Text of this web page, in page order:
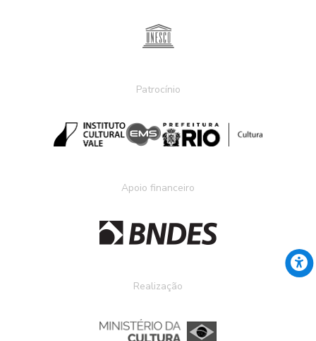
Patrocínio
Apoio financeiro
Realização